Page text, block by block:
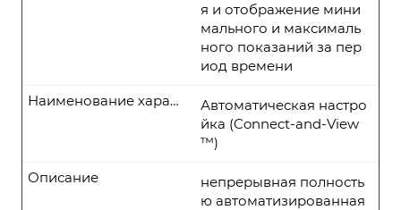
я и отображение мини
мального и максималь
ного показаний за пер
иод времени
Автоматическая настро
йка (Connect-and-View
™)
Наименование характеристики
непрерывная полность
ю автоматизированная
Описание